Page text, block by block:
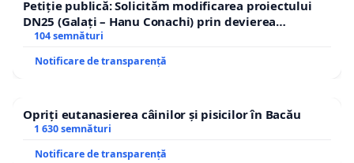
Petiție publică: Solicităm modificarea proiectului
DN25 (Galați – Hanu Conachi) prin devierea
traseului în afara localităților!
104 semnături
Notificare de transparență
Opriți eutanasierea câinilor și pisicilor în Bacău
1 630 semnături
Notificare de transparență